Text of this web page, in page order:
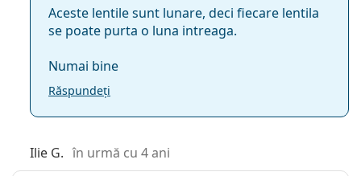
Aceste lentile sunt lunare, deci fiecare lentila
se poate purta o luna intreaga.
Numai bine
Răspundeți
Ilie G. în urmă cu 4 ani